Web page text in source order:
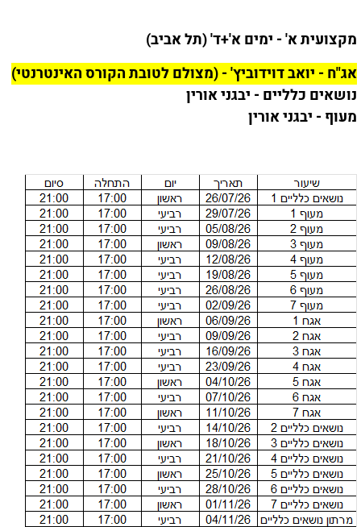
מקצועית א' - ימים א'+ד' (תל אביב)
אג"ח - יואב דוידוביץ' - (מצולם לטובת הקורס האינטרנטי)
נושאים כלליים - יבגני אורין
מעוף - יבגני אורין